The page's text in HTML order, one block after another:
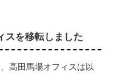
スを移転しました
高田馬場オフィスは以